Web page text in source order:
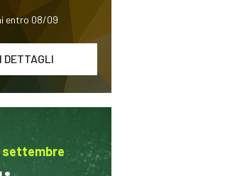
entro 08/09
DETTAGLI
settembre